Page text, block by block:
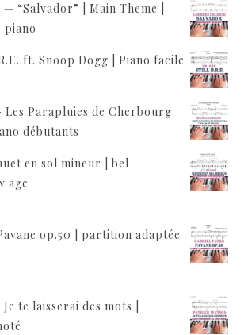
“Salvador” | Main Theme |
ft. Snoop Dogg | Piano facile
Parapluies de Cherbourg
débutants
en sol mineur | bel
age
op.50 | partition adaptée
te laisserai des mots |